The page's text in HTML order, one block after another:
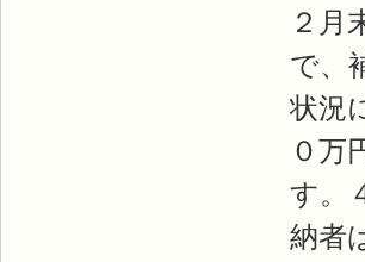
２月
で、
状況
０万
す。
納者